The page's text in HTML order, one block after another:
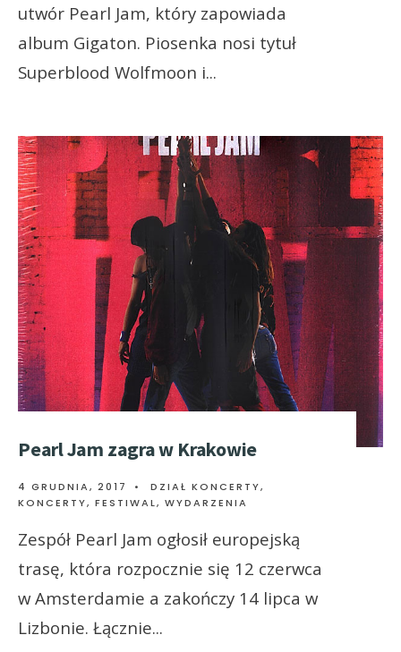
utwór Pearl Jam, który zapowiada
album Gigaton. Piosenka nosi tytuł
Superblood Wolfmoon i...
Pearl Jam zagra w Krakowie
4 GRUDNIA, 2017 • DZIAŁ KONCERTY,
KONCERTY, FESTIWAL, WYDARZENIA
Zespół Pearl Jam ogłosił europejską
trasę, która rozpocznie się 12 czerwca
w Amsterdamie a zakończy 14 lipca w
Lizbonie. Łącznie...